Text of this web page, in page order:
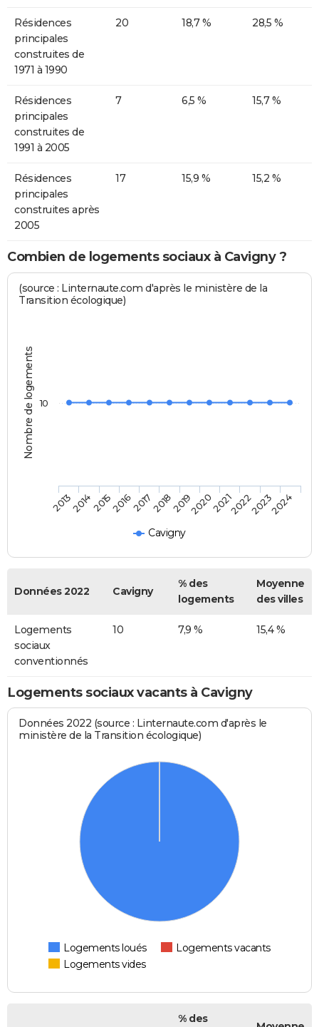
Résidences
principales
construites de
1971 à 1990
20 18,7 % 28,5 %
Résidences
principales
construites de
1991 à 2005
7 6,5 % 15,7 %
Résidences
principales
construites après
2005
17 15,9 % 15,2 %
Combien de logements sociaux à Cavigny ?
Nombre de logements
(source : Linternaute.com d'après le ministère de la
Transition écologique)
Cavigny
201320142015201620172018201920202021202220232024
10
Données 2022 Cavigny
% des
logements
Moyenne
des villes
Logements
sociaux
conventionnés
10 7,9 % 15,4 %
Logements sociaux vacants à Cavigny
Données 2022 (source : Linternaute.com d'après le
ministère de la Transition écologique)
Logements loués
Logements vacants
Logements vides
% des